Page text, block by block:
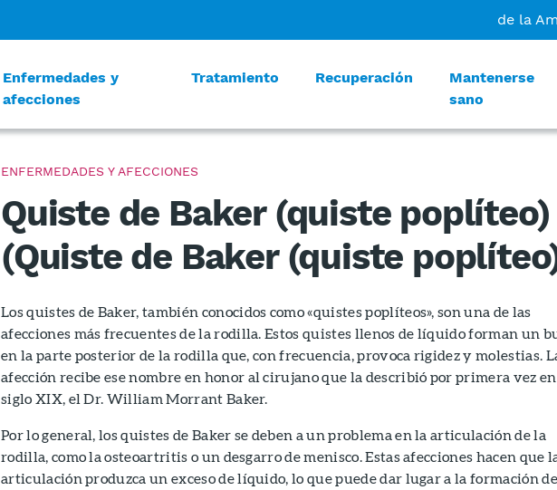
de la
Enfermedades y
afecciones
Tratamiento Recuperación
Mantenerse
sano
ENFERMEDADES Y AFECCIONES
Quiste de Baker (quiste poplíteo)
(Quiste de Baker (quiste
Los quistes de Baker, también conocidos como «quistes poplíteos», son una de las
afecciones más frecuentes de la rodilla. Estos quistes llenos de líquido forman un
en la parte posterior de la rodilla que, con frecuencia, provoca rigidez y molestias.
afección recibe ese nombre en honor al cirujano que la describió por primera vez
siglo XIX, el Dr. William Morrant Baker.
Por lo general, los quistes de Baker se deben a un problema en la articulación de la
rodilla, como la osteoartritis o un desgarro de menisco. Estas afecciones hacen que
articulación produzca un exceso de líquido, lo que puede dar lugar a la formación